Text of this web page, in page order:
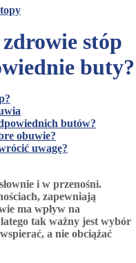
stóp
buty?
butów?
obuwie?
uwagę?
i w przenośni.
zapewniają
ma wpływ na
tak ważny jest wybór
a nie obciążać